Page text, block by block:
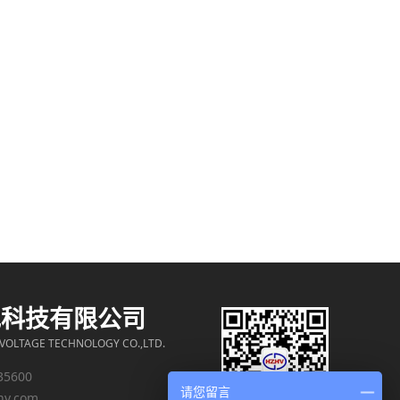
技有限公司
TECHNOLOGY CO.,LTD.
请您留言